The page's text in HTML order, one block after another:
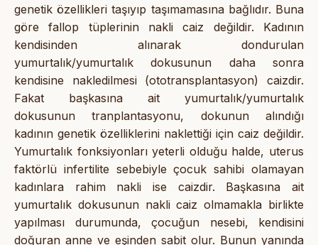
genetik özellikleri taşıyıp taşımamasına bağlıdır. Buna
göre fallop tüplerinin nakli caiz değildir. Kadının
kendisinden alınarak dondurulan
yumurtalık/yumurtalık dokusunun daha sonra
kendisine nakledilmesi (ototransplantasyon) caizdir.
Fakat başkasına ait yumurtalık/yumurtalık
dokusunun tranplantasyonu, dokunun alındığı
kadının genetik özelliklerini naklettiği için caiz değildir.
Yumurtalık fonksiyonları yeterli olduğu halde, uterus
faktörlü infertilite sebebiyle çocuk sahibi olamayan
kadınlara rahim nakli ise caizdir. Başkasına ait
yumurtalık dokusunun nakli caiz olmamakla birlikte
yapılması durumunda, çocuğun nesebi, kendisini
doğuran anne ve eşinden sabit olur. Bunun yanında